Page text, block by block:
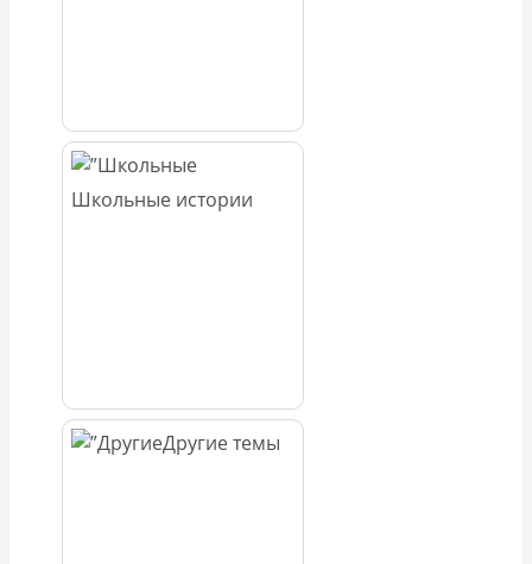
Школьные истории
Другие темы